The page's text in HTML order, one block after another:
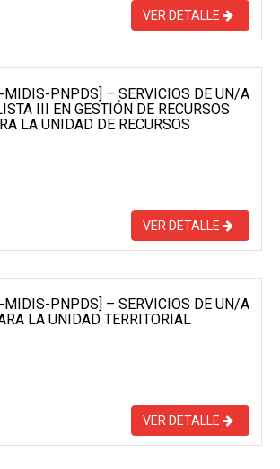
VER DETALLE
MIDIS-PNPDS] – SERVICIOS DE UN/A
III EN GESTIÓN DE RECURSOS
LA UNIDAD DE RECURSOS
VER DETALLE
MIDIS-PNPDS] – SERVICIOS DE UN/A
LA UNIDAD TERRITORIAL
VER DETALLE